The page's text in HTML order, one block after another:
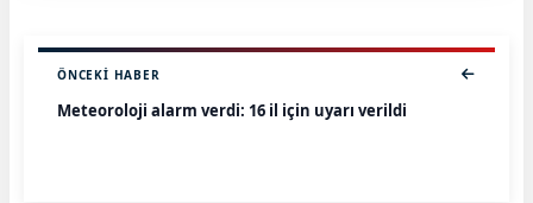
ÖNCEKI HABER
Meteoroloji alarm verdi: 16 il için uyarı verildi